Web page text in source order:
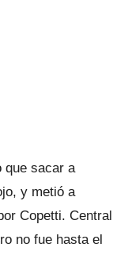
que sacar a
y metió a
Copetti. Central
no fue hasta el